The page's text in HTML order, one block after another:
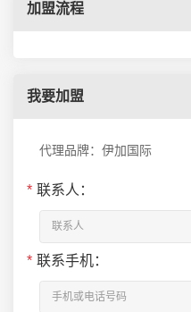
加盟流程
我要加盟
代理品牌：伊加国际
* 联系人：
* 联系手机：